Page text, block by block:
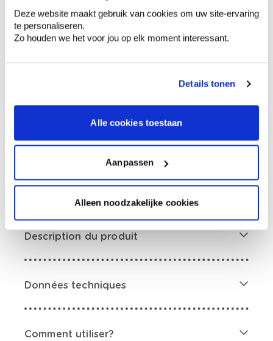
Deze website maakt gebruik van cookies om uw site-ervaring
te personaliseren.
Zo houden we het voor jou op elk moment interessant.
Details tonen
Alle cookies toestaan
Aanpassen
Alleen noodzakelijke cookies
38 mm x 50 m 17,12 €
Prix total 0,00 €
Options de livraison
Livraison à domicile
Commandé en semaine (lu-ve), livré dans les 2 à 3
Retrait en magasin
Description du produit
Données techniques
Comment utiliser?